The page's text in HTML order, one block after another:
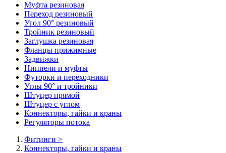
Муфта резиновая
Переход резиновый
Угол 90° резиновый
Тройник резиновый
Заглушка резиновая
Фланцы прижимные
Задвижки
Ниппели и муфты
Футорки и переходники
Углы 90° и тройники
Штуцер прямой
Штуцер с углом
Коннекторы, гайки и краны
Регуляторы потока
Фитинги >
Коннекторы, гайки и краны